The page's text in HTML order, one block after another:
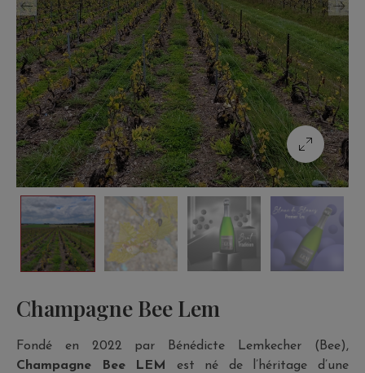
Champagne Bee Lem
Fondé en 2022 par Bénédicte Lemkecher (Bee),
Champagne Bee LEM
est né de l’héritage d’une